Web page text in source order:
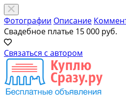
Фотографии Описание
Свадебное платье 15 000 руб.
Связаться с автором